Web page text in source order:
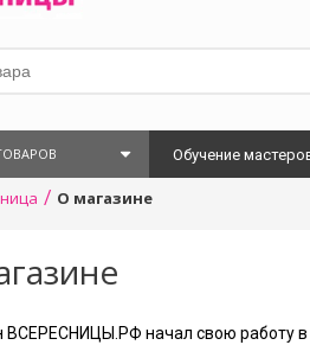
Обучение
/ О магазине
ВСЕРЕСНИЦЫ.РФ начал свою работу в